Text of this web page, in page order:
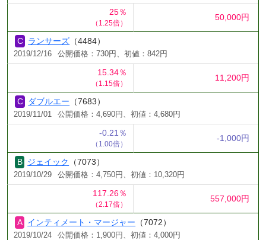
25％
（1.25倍）
50,000円
ランサーズ （4484）
2019/12/16 公開価格：730円、初値：842円
15.34％
（1.15倍）
11,200円
ダブルエー （7683）
2019/11/01 公開価格：4,690円、初値：4,680円
-0.21％
（1.00倍）
-1,000円
ジェイック （7073）
2019/10/29 公開価格：4,750円、初値：10,320円
117.26％
（2.17倍）
557,000円
インティメート・マージャー （7072）
2019/10/24 公開価格：1,900円、初値：4,000円